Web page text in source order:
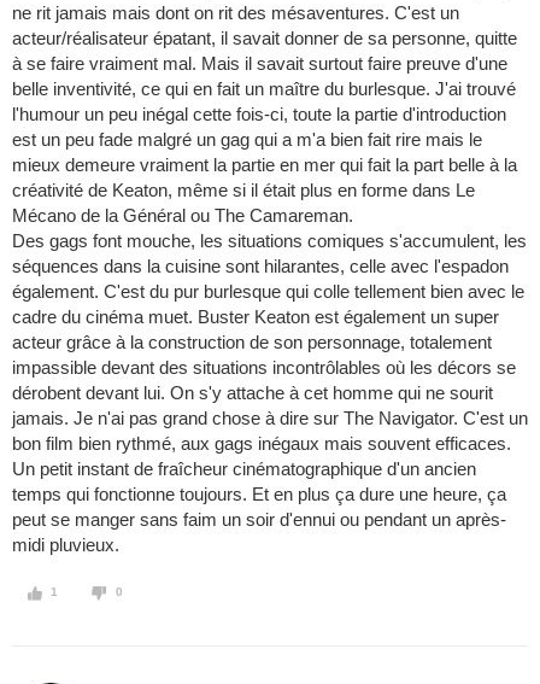
ne rit jamais mais dont on rit des mésaventures. C'est un
acteur/réalisateur épatant, il savait donner de sa personne, quitte
à se faire vraiment mal. Mais il savait surtout faire preuve d'une
belle inventivité, ce qui en fait un maître du burlesque. J'ai trouvé
l'humour un peu inégal cette fois-ci, toute la partie d'introduction
est un peu fade malgré un gag qui a m'a bien fait rire mais le
mieux demeure vraiment la partie en mer qui fait la part belle à la
créativité de Keaton, même si il était plus en forme dans Le
Mécano de la Général ou The Camareman.
Des gags font mouche, les situations comiques s'accumulent, les
séquences dans la cuisine sont hilarantes, celle avec l'espadon
également. C'est du pur burlesque qui colle tellement bien avec le
cadre du cinéma muet. Buster Keaton est également un super
acteur grâce à la construction de son personnage, totalement
impassible devant des situations incontrôlables où les décors se
dérobent devant lui. On s'y attache à cet homme qui ne sourit
jamais. Je n'ai pas grand chose à dire sur The Navigator. C'est un
bon film bien rythmé, aux gags inégaux mais souvent efficaces.
Un petit instant de fraîcheur cinématographique d'un ancien
temps qui fonctionne toujours. Et en plus ça dure une heure, ça
peut se manger sans faim un soir d'ennui ou pendant un après-
midi pluvieux.
1 0